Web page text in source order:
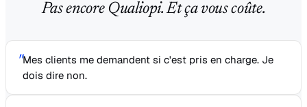
Pas encore Qualiopi. Et ça vous coûte.
"Mes clients me demandent si c'est pris en charge. Je
dois dire non.